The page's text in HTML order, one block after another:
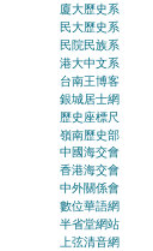
廈大歷史系
民大歷史系
民院民族系
港大中文系
台南王博客
銀城居士網
歷史座標尺
嶺南歷史部
中國海交會
香港海交會
中外關係會
數位華語網
半省堂網站
上弦清音網